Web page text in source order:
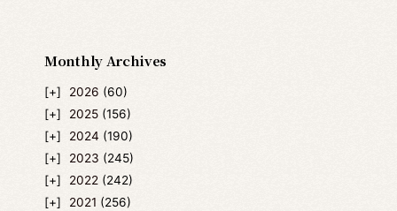
Monthly Archives
2026 (60)
2025 (156)
2024 (190)
2023 (245)
2022 (242)
2021 (256)